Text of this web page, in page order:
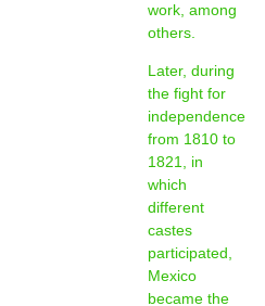
work, among
others.
Later, during
the fight for
independence
from 1810 to
1821, in
which
different
castes
participated,
Mexico
became the